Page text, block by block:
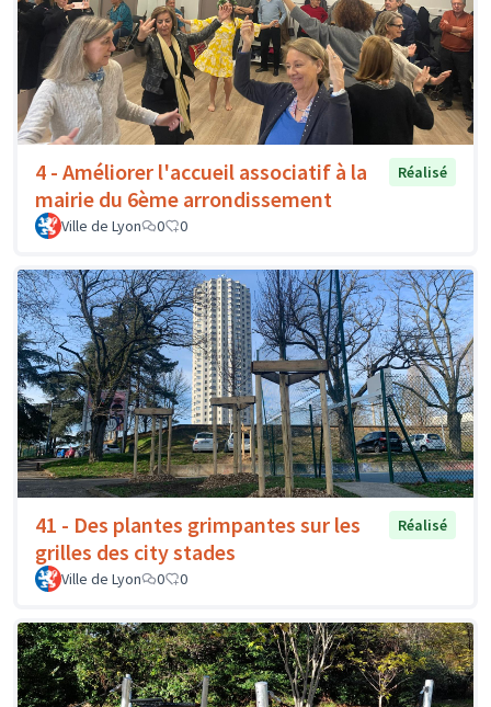
4 - Améliorer l'accueil associatif à la
mairie du 6ème arrondissement
Réalisé
Ville de Lyon 0 0
41 - Des plantes grimpantes sur les
grilles des city stades
Réalisé
Ville de Lyon 0 0